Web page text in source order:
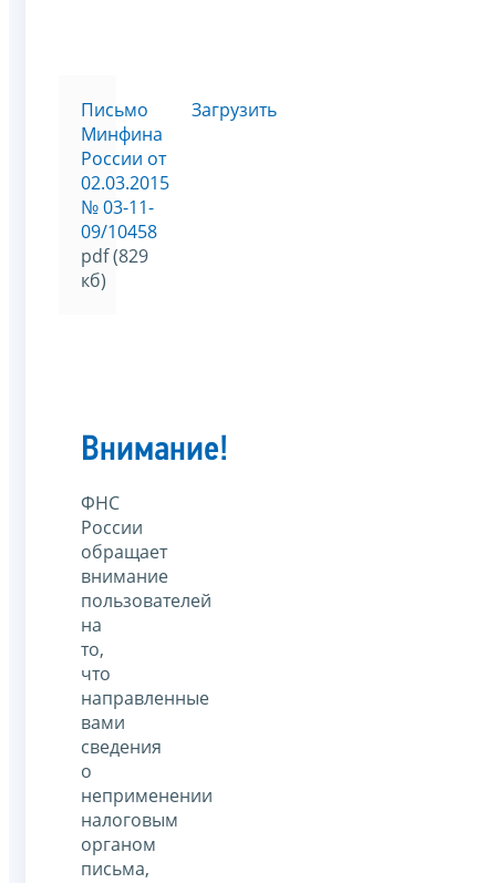
Письмо
Минфина
России от
02.03.2015
№ 03-11-
09/10458
pdf (829
кб)
Загрузить
Внимание!
ФНС
России
обращает
внимание
пользователей
на
то,
что
направленные
вами
сведения
о
неприменении
налоговым
органом
письма,